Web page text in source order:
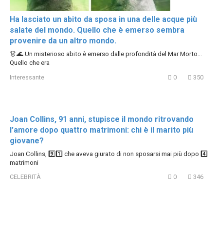
Ha lasciato un abito da sposa in una delle acque più
salate del mondo. Quello che è emerso sembra
provenire da un altro mondo.
👗🌊 Un misterioso abito è emerso dalle profondità del Mar Morto…
Quello che era
Interessante 0 350
Joan Collins, 91 anni, stupisce il mondo ritrovando
l’amore dopo quattro matrimoni: chi è il marito più
giovane?
Joan Collins, 9️⃣1️⃣ che aveva giurato di non sposarsi mai più dopo 4️⃣
matrimoni
CELEBRITÀ 0 346